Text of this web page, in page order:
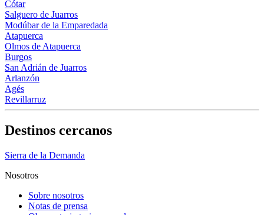
Cótar
Salguero de Juarros
Modúbar de la Emparedada
Atapuerca
Olmos de Atapuerca
Burgos
San Adrián de Juarros
Arlanzón
Agés
Revillarruz
Destinos cercanos
Sierra de la Demanda
Nosotros
Sobre nosotros
Notas de prensa